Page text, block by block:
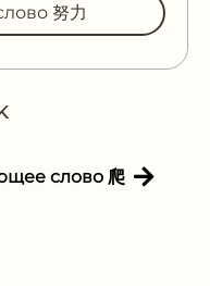
努力
слово 爬